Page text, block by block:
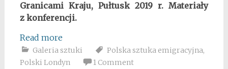
Granicami Kraju, Pułtusk 2019 r. Materiały
z konferencji.
Read more
Galeria sztuki Polska sztuka emigracyjna,
Polski Londyn
1 Comment